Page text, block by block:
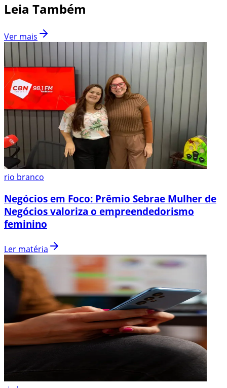
Leia Também
Ver mais
rio branco
Negócios em Foco: Prêmio Sebrae Mulher de
Negócios valoriza o empreendedorismo
feminino
Ler matéria